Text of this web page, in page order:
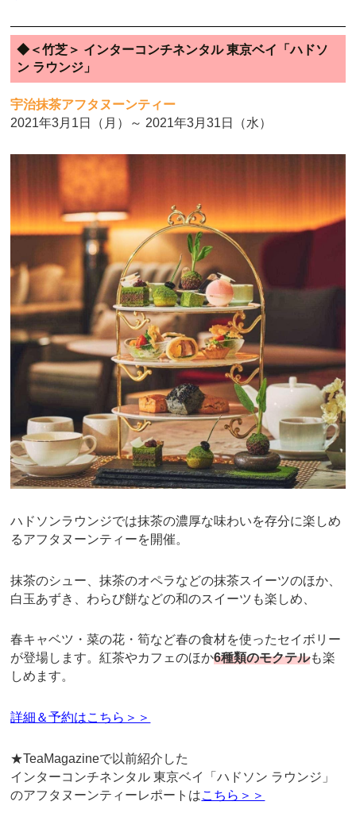
◆＜竹芝＞ インターコンチネンタル 東京ベイ「ハドソ
ン ラウンジ」
宇治抹茶アフタヌーンティー
2021年3月1日（月）～ 2021年3月31日（水）
ハドソンラウンジでは抹茶の濃厚な味わいを存分に楽しめ
るアフタヌーンティーを開催。
抹茶のシュー、抹茶のオペラなどの抹茶スイーツのほか、
白玉あずき、わらび餅などの和のスイーツも楽しめ、
春キャベツ・菜の花・筍など春の食材を使ったセイボリー
が登場します。紅茶やカフェのほか6種類のモクテルも楽
しめます。
詳細＆予約はこちら＞＞
★TeaMagazineで以前紹介した
インターコンチネンタル 東京ベイ「ハドソン ラウンジ」
のアフタヌーンティーレポートはこちら＞＞